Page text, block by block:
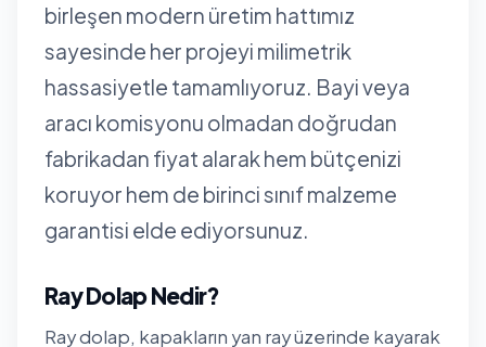
birleşen modern üretim hattımız
sayesinde her projeyi milimetrik
hassasiyetle tamamlıyoruz. Bayi veya
aracı komisyonu olmadan doğrudan
fabrikadan fiyat alarak hem bütçenizi
koruyor hem de birinci sınıf malzeme
garantisi elde ediyorsunuz.
Ray Dolap Nedir?
Ray dolap, kapakların yan ray üzerinde kayarak